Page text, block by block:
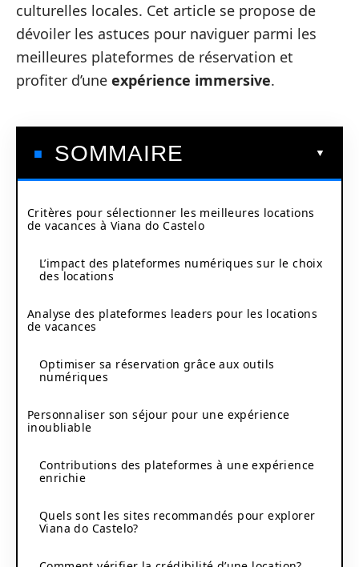
culturelles locales. Cet article se propose de
dévoiler les astuces pour naviguer parmi les
meilleures plateformes de réservation et
profiter d’une expérience immersive.
SOMMAIRE
Critères pour sélectionner les meilleures locations
de vacances à Viana do Castelo
L’impact des plateformes numériques sur le choix
des locations
Analyse des plateformes leaders pour les locations
de vacances
Optimiser sa réservation grâce aux outils
numériques
Personnaliser son séjour pour une expérience
inoubliable
Contributions des plateformes à une expérience
enrichie
Quels sont les sites recommandés pour explorer
Viana do Castelo?